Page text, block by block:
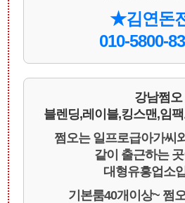
★김연돈
010-5800-
강남쩜오
블렌딩,레이블,킹스맨,임
쩜오는 일프로급아가씨
같이 출근하는
대형유흥업소
기본룸40개이상~ 쩜